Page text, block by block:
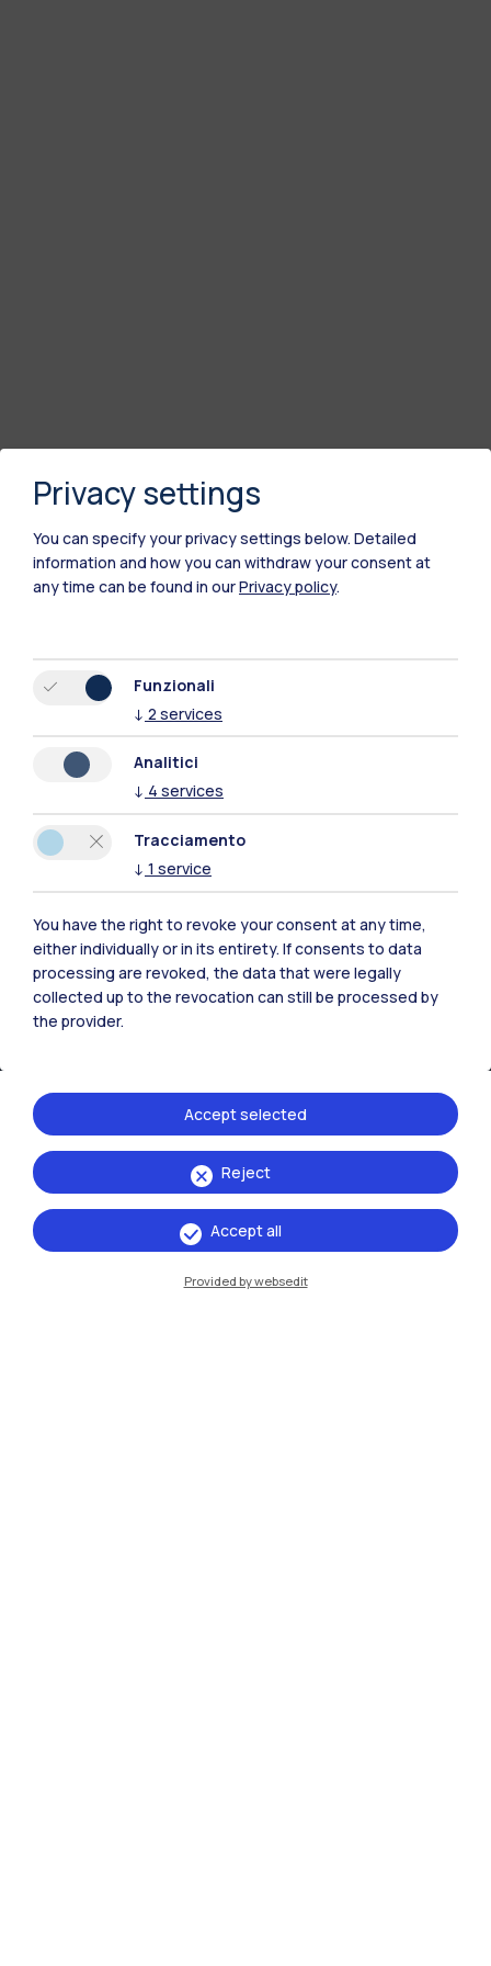
Polimi Community
Tutti i siti dell’ecosistema
Residenze Frontiere
IT EN
Milano Bovisa
Cremona
Lecco
Privacy settings
You can specify your privacy settings below. Detailed
information and how you can withdraw your consent at
any time can be found in ourPrivacy policy.
Funzionali
↓ 2 services
Analitici
↓ 4 services
Tracciamento
↓ 1 service
You have the right to revoke your consent at any time,
either individually or in its entirety. If consents to data
processing are revoked, the data that were legally
collected up to the revocation can still be processed by
the provider.
Reject
Accept selected
Accept all
Provided by websedit